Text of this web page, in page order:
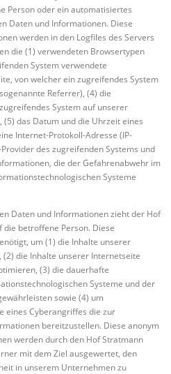
Person oder ein automatisiertes
Daten und Informationen. Diese
werden in den Logfiles des Servers
die (1) verwendeten Browsertypen
System verwendete
von welcher ein zugreifendes System
Referrer), (4) die
System auf unserer
das Datum und die Uhrzeit eines
Internet-Protokoll-Adresse (IP-
des zugreifenden Systems und
die der Gefahrenabwehr im
Systeme
Daten und Informationen zieht der Hof
die betroffene Person. Diese
um (1) die Inhalte unserer
die Inhalte unserer Internetseite
(3) die dauerhafte
Systeme und der
sowie (4) um
eines Cyberangriffes die zur
bereitzustellen. Diese anonym
werden durch den Hof Stratmann
mit dem Ziel ausgewertet, den
in unserem Unternehmen zu